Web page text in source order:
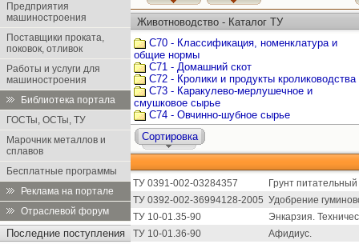
Предприятия
машиностроения
Поставщики проката,
поковок, отливок
Работы и услуги для
машиностроения
Библиотека портала
ГОСТы, ОСТы, ТУ
Марочник металлов и
сплавов
Бесплатные программы
Реклама на портале
Отраслевой форум
Последние поступления
Животноводство - Каталог ТУ
С70 - Классификация, номенклатура и
общие нормы
С71 - Домашний скот
С72 - Кролики и продукты кролиководства
С73 - Каракулево-мерлушечное и
смушковое сырье
С74 - Овчинно-шубное сырье
Сортировка
ТУ 0391-002-03284357
Грунт
ТУ 0392-002-36994128-2005 Удобрение
ТУ 10-01.35-90
Энкарзия.
ТУ 10-01.36-90
Афидиус.